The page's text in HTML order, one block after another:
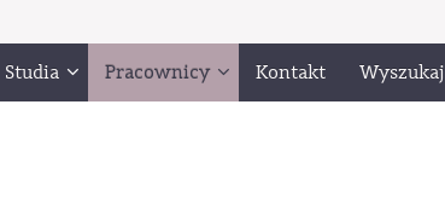
Studia Pracownicy Kontakt Wyszukaj